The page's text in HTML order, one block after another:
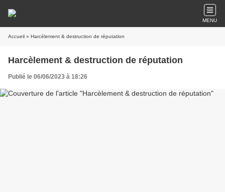
MENU
Accueil » Harcèlement & destruction de réputation
Harcèlement & destruction de réputation
Publié le 06/06/2023 à 18:26